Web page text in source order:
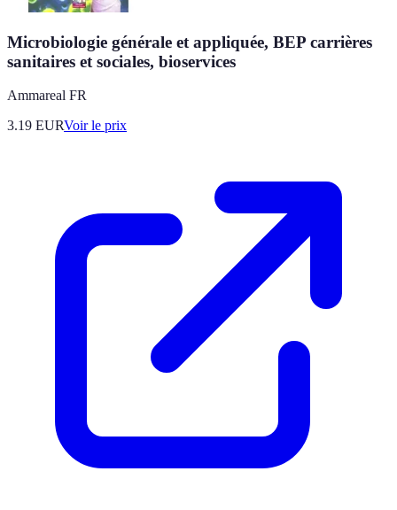
Microbiologie générale et appliquée, BEP carrières
sanitaires et sociales, bioservices
Ammareal FR
3.19 EURVoir le prix